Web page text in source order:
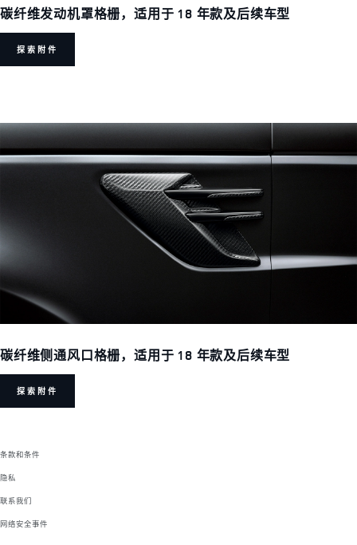
碳纤维发动机罩格栅，适用于 18 年款及后续车型
探索附件
碳纤维侧通风口格栅，适用于 18 年款及后续车型
探索附件
条款和条件
隐私
联系我们
网络安全事件